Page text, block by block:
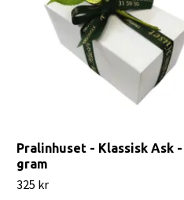
Pralinhuset - Klassisk Ask -
gram
325 kr